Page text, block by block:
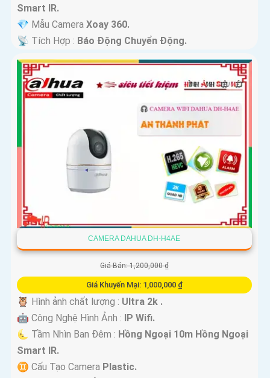
Smart IR.
💎 Mẫu Camera Xoay 360.
️📡 Tích Hợp : Báo Động Chuyển Động.
CAMERA DAHUA DH-H4AE
Giá Bán: 1,200,000 ₫
Giá Khuyến Mại: 1,000,000 ₫
🦉 Hình ảnh chất lượng : Ultra 2k .
🤖️ Công Nghệ Hình Ảnh :
IP Wifi.
🌜 Tầm Nhìn Ban Đêm : Hồng Ngoại 10m Hồng Ngoại
Smart IR.
♊ Cấu Tạo Camera Plastic.